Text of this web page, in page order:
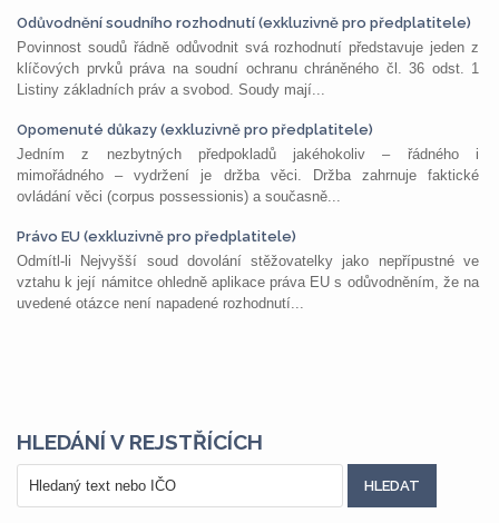
Odůvodnění soudního rozhodnutí (exkluzivně pro předplatitele)
Povinnost soudů řádně odůvodnit svá rozhodnutí představuje jeden z
klíčových prvků práva na soudní ochranu chráněného čl. 36 odst. 1
Listiny základních práv a svobod. Soudy mají...
Opomenuté důkazy (exkluzivně pro předplatitele)
Jedním z nezbytných předpokladů jakéhokoliv – řádného i
mimořádného – vydržení je držba věci. Držba zahrnuje faktické
ovládání věci (corpus possessionis) a současně...
Právo EU (exkluzivně pro předplatitele)
Odmítl-li Nejvyšší soud dovolání stěžovatelky jako nepřípustné ve
vztahu k její námitce ohledně aplikace práva EU s odůvodněním, že na
uvedené otázce není napadené rozhodnutí...
HLEDÁNÍ V REJSTŘÍCÍCH